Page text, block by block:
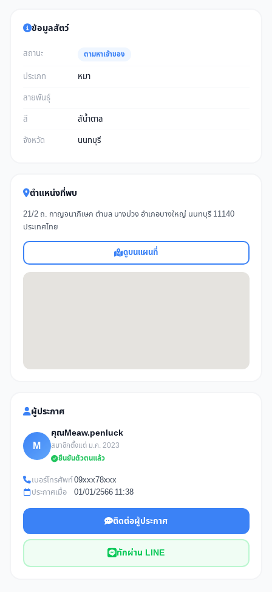
ข้อมูลสัตว์
สถานะ ตามหาเจ้าของ
ประเภท
หมา
สายพันธุ์
สี
สัน้ำตาล
จังหวัด
นนทบุรี
ตำแหน่งที่พบ
21/2 ถ. กาญจนาภิเษก ตำบล บางม่วง อำเภอบางใหญ่ นนทบุรี 11140
ประเทศไทย
ดูบนแผนที่
ผู้ประกาศ
M
คุณMeaw.penluck
สมาชิกตั้งแต่ ม.ค. 2023
ยืนยันตัวตนแล้ว
เบอร์โทรศัพท์09xxx78xxx
ประกาศเมื่อ
01/01/2566 11:38
ติดต่อผู้ประกาศ
ทักผ่าน LINE